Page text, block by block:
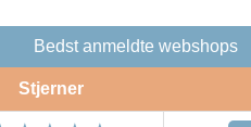
Bedst anmeldte webshops
Stjerner